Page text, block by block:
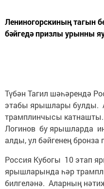
Лениногорскиның тагын
бәйгедә призлы урынны
Түбән Тагил шәһәрендә
этабы ярышлары булды.
трамплинчысы
Логинов бу ярышларда иң
алды, ул бәйгенең
Россия Кубогы 10 этап
ярышларында һәр
билгеләнә. Аларның